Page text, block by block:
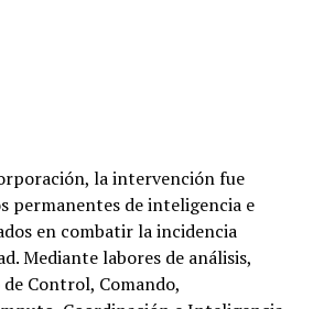
la intervención fue
permanentes de inteligencia e
en combatir la incidencia
Mediante labores de análisis,
Control, Comando,